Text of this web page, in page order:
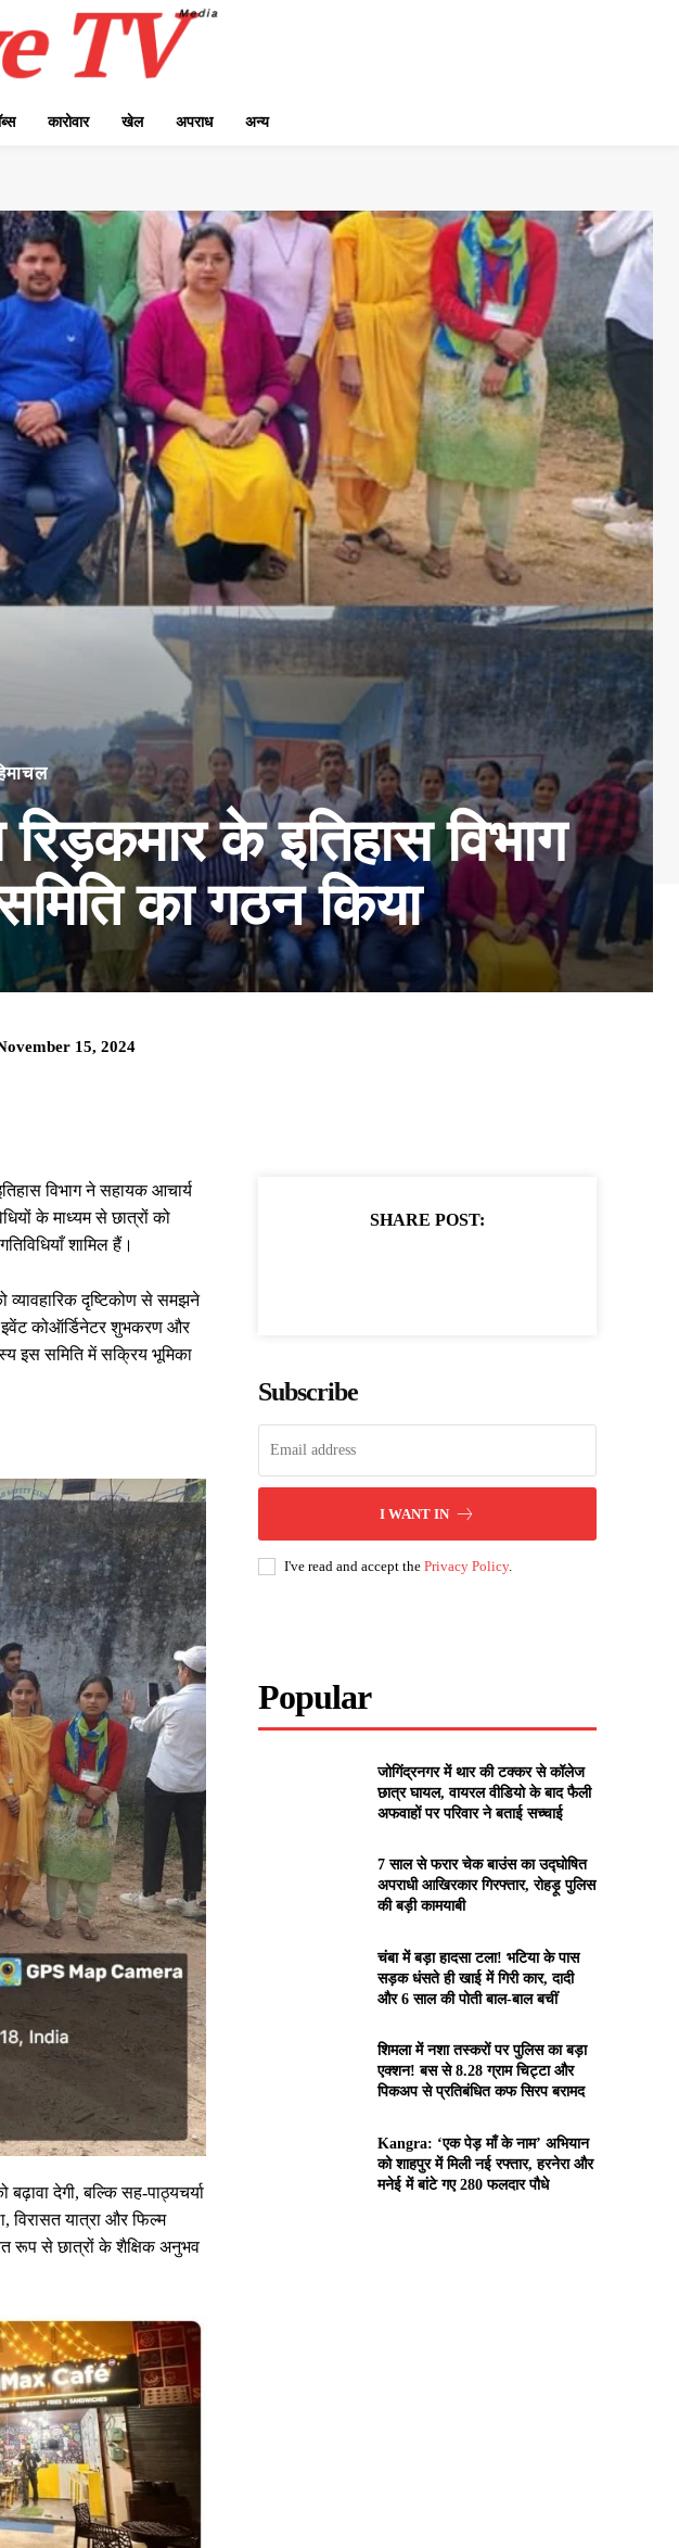
कारोवार खेल अपराध अन्य
के इतिहास विभाग
का गठन किया
15, 2024
विभाग ने सहायक आचार्य
के माध्यम से छात्रों को
शामिल हैं।
व्यावहारिक दृष्टिकोण से समझने
इवेंट कोऑर्डिनेटर शुभकरण और
इस समिति में सक्रिय भूमिका
देगी, बल्कि सह-पाठ्यचर्या
विरासत यात्रा और फिल्म
रूप से छात्रों के शैक्षिक अनुभव
SHARE POST:
Subscribe
I WANT IN
I've read and accept thePrivacy Policy.
Popular
जोगिंद्रनगर में थार की टक्कर से कॉलेज
छात्र घायल, वायरल वीडियो के बाद फैली
अफवाहों पर परिवार ने बताई सच्चाई
7 साल से फरार चेक बाउंस का उद्घोषित
अपराधी आखिरकार गिरफ्तार, रोहड़ू पुलिस
की बड़ी कामयाबी
चंबा में बड़ा हादसा टला! भटिया के पास
सड़क धंसते ही खाई में गिरी कार, दादी
और 6 साल की पोती बाल-बाल बचीं
शिमला में नशा तस्करों पर पुलिस का बड़ा
एक्शन! बस से 8.28 ग्राम चिट्टा और
पिकअप से प्रतिबंधित कफ सिरप बरामद
Kangra: ‘एक पेड़ माँ के नाम’ अभियान
को शाहपुर में मिली नई रफ्तार, हरनेरा और
मनेई में बांटे गए 280 फलदार पौधे